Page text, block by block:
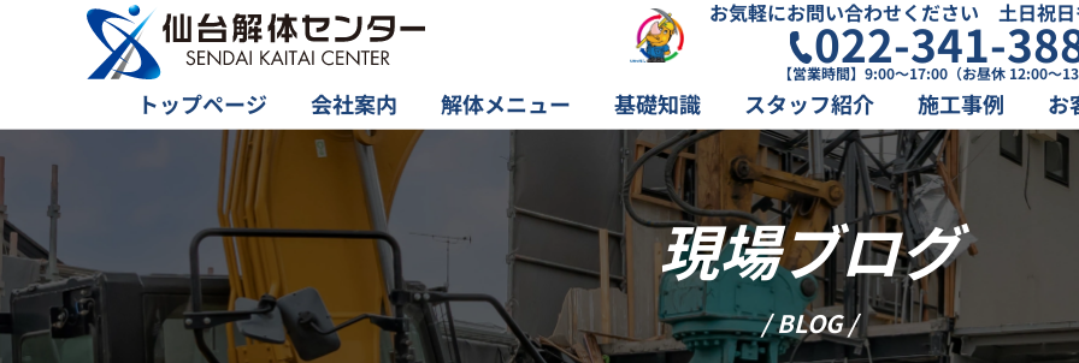
お気軽にお問い合わせください 土日祝
022-341-
【営業時間】9:00～17:00（お昼休 12:00～
トップページ 会社案内 解体メニュー 基礎知識 スタッフ紹介 施工事例 お
現場ブログ
/ BLOG /